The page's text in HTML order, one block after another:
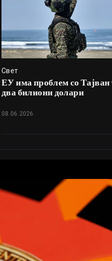
Свет
ЕУ има проблем со Тајван
два билиони долари
08.06.2026